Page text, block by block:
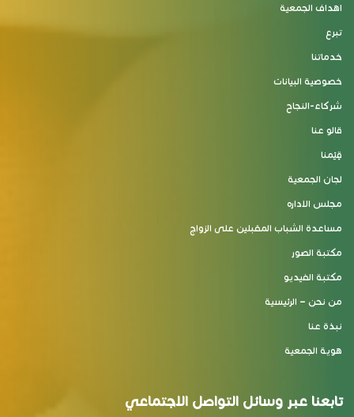
اهداف الجمعية
تبرع
خدماتنا
خصوصية البيانات
شركاء-النجاح
قالو عنا
قِيَمنا
لجان الجمعية
مجلس الاداره
مساعدة الشباب المقبلين على الزواج
مكتبة الصور
مكتبة الفيديو
من نحن – الرئيسية
نبذة عنا
هوية الجمعية
تابعنا عبر وسائل التواصل الاجتماعي